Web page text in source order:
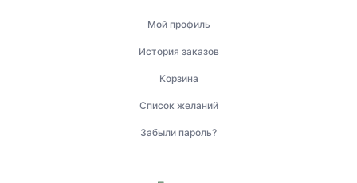
Мой профиль
История заказов
Корзина
Список желаний
Забыли пароль?